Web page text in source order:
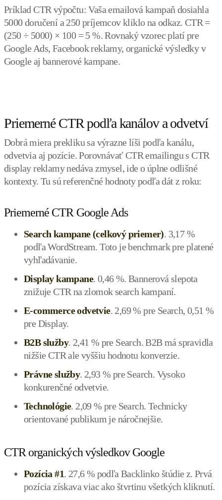
Príklad CTR výpočtu: Vaša emailová kampaň dosiahla
5000 doručení a 250 príjemcov kliklo na odkaz. CTR =
(250 ÷ 5000) × 100 = 5 %. Rovnaký vzorec platí pre
Google Ads, Facebook reklamy, organické výsledky v
Google aj bannerové kampane.
Priemerné CTR podľa kanálov a odvetví
Dobrá miera prekliku sa výrazne líši podľa kanálu,
odvetvia aj pozície. Porovnávať CTR emailingu s CTR
display reklamy nedáva zmysel, ide o úplne odlišné
kontexty. Tu sú referenčné hodnoty podľa dát z roku:
Priemerné CTR Google Ads
Search kampane (celkový priemer). 3,17 %
podľa WordStream. Toto je benchmark pre platené
vyhľadávanie.
Display kampane. 0,46 %. Bannerová slepota
znižuje CTR na zlomok search kampaní.
E-commerce odvetvie. 2,69 % pre Search, 0,51 %
pre Display.
B2B služby. 2,41 % pre Search. B2B má spravidla
nižšie CTR ale vyššiu hodnotu konverzie.
Právne služby. 2,93 % pre Search. Vysoko
konkurenčné odvetvie.
Technológie. 2,09 % pre Search. Technicky
orientované publikum je náročnejšie.
CTR organických výsledkov Google
Pozícia #1. 27,6 % podľa Backlinko štúdie z. Prvá
pozícia získava viac ako štvrtinu všetkých kliknutí.